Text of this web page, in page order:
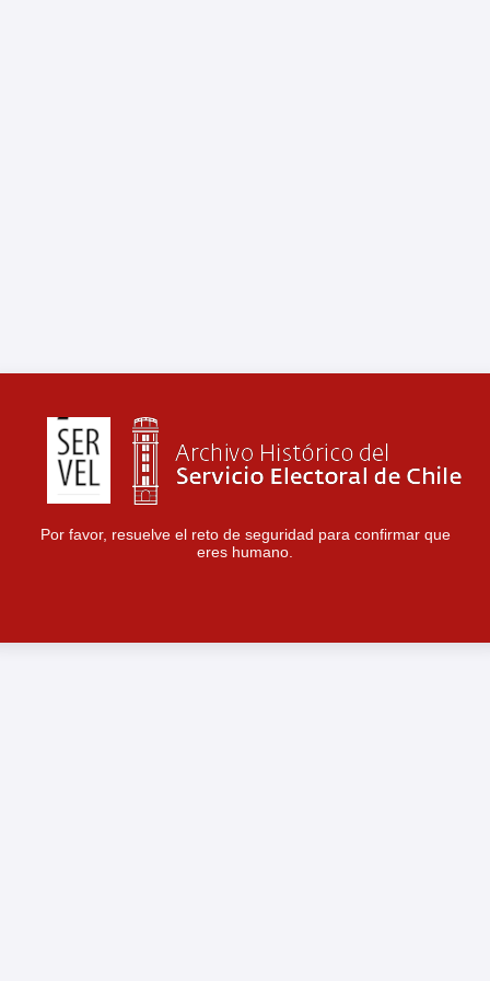
Por favor, resuelve el reto de seguridad para confirmar que
eres humano.